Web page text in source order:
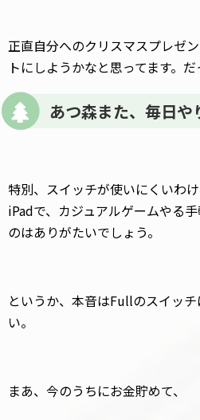
正直自分へのクリスマスプレゼ
トにしようかなと思ってます。だ
あつ森また、毎日や
特別、スイッチが使いにくいわ
iPadで、カジュアルゲームやる
のはありがたいでしょう。
というか、本音はFullのスイッ
い。
まあ、今のうちにお金貯めて、